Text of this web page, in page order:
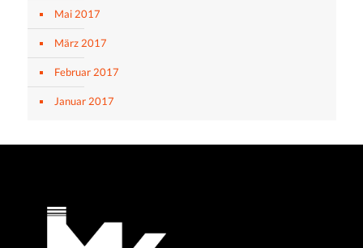
Mai 2017
März 2017
Februar 2017
Januar 2017